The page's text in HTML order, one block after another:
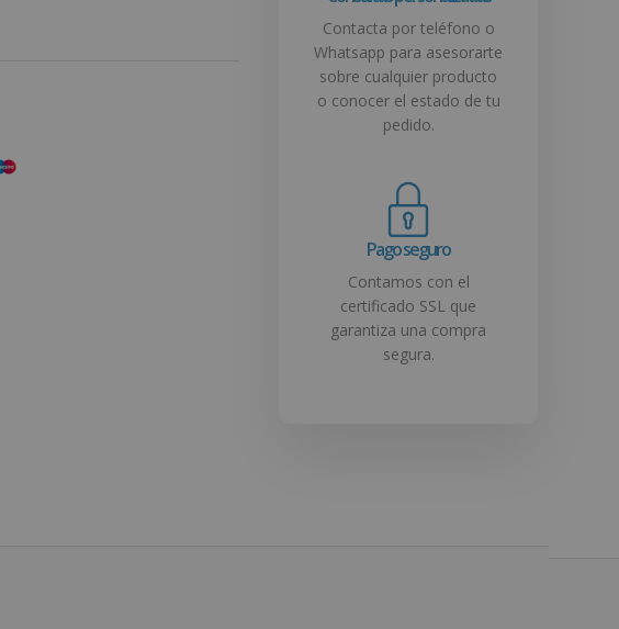
Contacta por teléfono o
Whatsapp para asesorarte
sobre cualquier producto
o conocer el estado de tu
pedido.
Pago seguro
Contamos con el
certificado SSL que
garantiza una compra
segura.